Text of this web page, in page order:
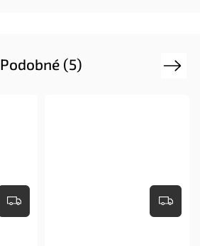
Podobné (5) Next